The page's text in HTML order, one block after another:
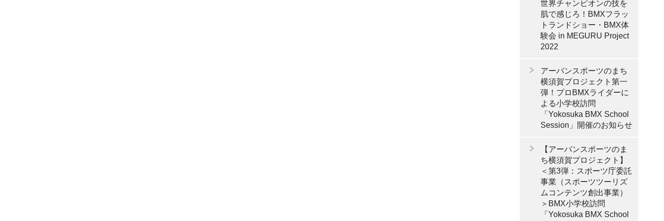
世界チャンピオンの技を
肌で感じろ！BMXフラッ
トランドショー・BMX体
験会 in MEGURU Project
2022
アーバンスポーツのまち
横須賀プロジェクト第一
弾！プロBMXライダーに
よる小学校訪問
「Yokosuka BMX School
Session」開催のお知らせ
【アーバンスポーツのま
ち横須賀プロジェクト】
＜第3弾：スポーツ庁委託
事業（スポーツツーリズ
ムコンテンツ創出事業）
＞BMX小学校訪問
「Yokosuka BMX School